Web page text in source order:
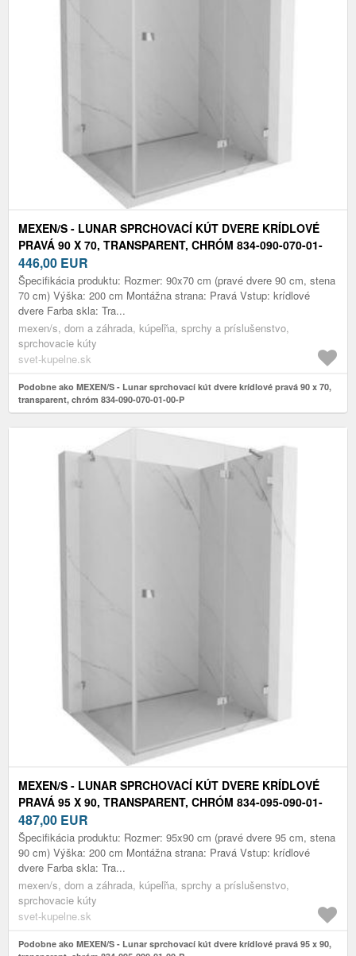
MEXEN/S - LUNAR SPRCHOVACÍ KÚT DVERE KRÍDLOVÉ
PRAVÁ 90 X 70, TRANSPARENT, CHRÓM 834-090-070-01-
00-P
446,00 EUR
Špecifikácia produktu: Rozmer: 90x70 cm (pravé dvere 90 cm, stena
70 cm) Výška: 200 cm Montážna strana: Pravá Vstup: krídlové
dvere Farba skla: Tra...
mexen/s, dom a záhrada, kúpeľňa, sprchy a príslušenstvo,
sprchovacie kúty
svet-kupelne.sk
Podobne ako MEXEN/S - Lunar sprchovací kút dvere krídlové pravá 90 x 70,
transparent, chróm 834-090-070-01-00-P
MEXEN/S - LUNAR SPRCHOVACÍ KÚT DVERE KRÍDLOVÉ
PRAVÁ 95 X 90, TRANSPARENT, CHRÓM 834-095-090-01-
00-P
487,00 EUR
Špecifikácia produktu: Rozmer: 95x90 cm (pravé dvere 95 cm, stena
90 cm) Výška: 200 cm Montážna strana: Pravá Vstup: krídlové
dvere Farba skla: Tra...
mexen/s, dom a záhrada, kúpeľňa, sprchy a príslušenstvo,
sprchovacie kúty
svet-kupelne.sk
Podobne ako MEXEN/S - Lunar sprchovací kút dvere krídlové pravá 95 x 90,